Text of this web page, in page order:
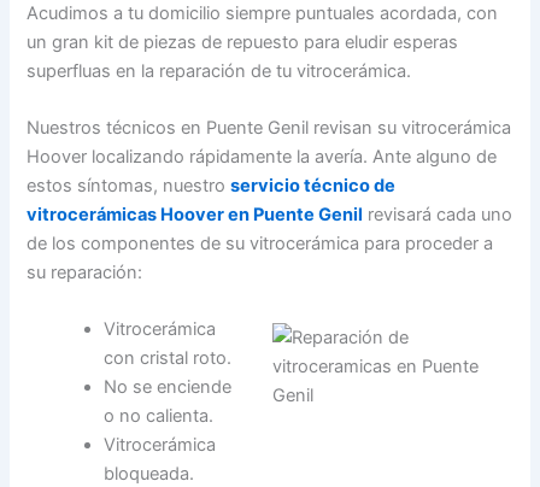
Acudimos a tu domicilio siempre puntuales acordada, con
un gran kit de piezas de repuesto para eludir esperas
superfluas en la reparación de tu vitrocerámica.
Nuestros técnicos en Puente Genil revisan su vitrocerámica
Hoover localizando rápidamente la avería. Ante alguno de
estos síntomas, nuestroservicio técnico de
vitrocerámicas Hoover en Puente Genil revisará cada uno
de los componentes de su vitrocerámica para proceder a
su reparación:
Vitrocerámica
con cristal roto.
No se enciende
o no calienta.
Vitrocerámica
bloqueada.